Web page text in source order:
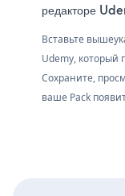
редакторе
Вставьте
Udemy, который
Сохраните,
ваше Pack